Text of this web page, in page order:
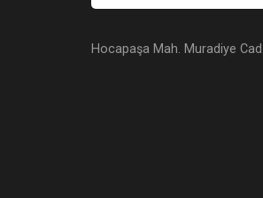
Hocapaşa Mah. Muradiye